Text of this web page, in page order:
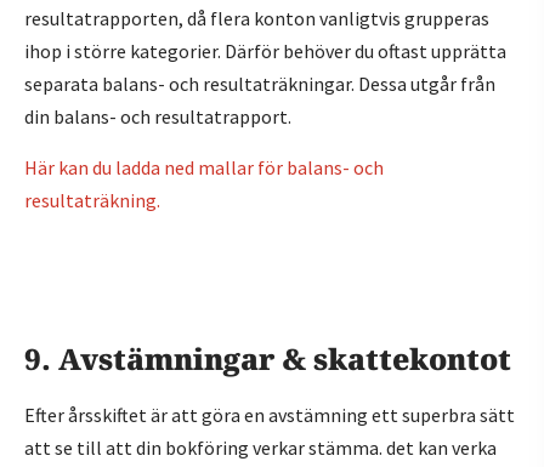
resultatrapporten, då flera konton vanligtvis grupperas
ihop i större kategorier. Därför behöver du oftast upprätta
separata balans- och resultaträkningar. Dessa utgår från
din balans- och resultatrapport.
Här kan du ladda ned mallar för balans- och
resultaträkning.
9. Avstämningar & skattekontot
Efter årsskiftet är att göra en avstämning ett superbra sätt
att se till att din bokföring verkar stämma. det kan verka